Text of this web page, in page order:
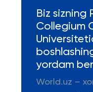
Biz sizning
Collegium
yordam
World.uz –